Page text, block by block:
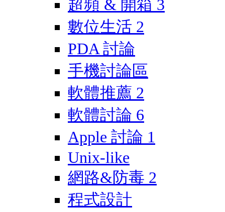
超頻 & 開箱 3
數位生活 2
PDA 討論
手機討論區
軟體推薦 2
軟體討論 6
Apple 討論 1
Unix-like
網路&防毒 2
程式設計